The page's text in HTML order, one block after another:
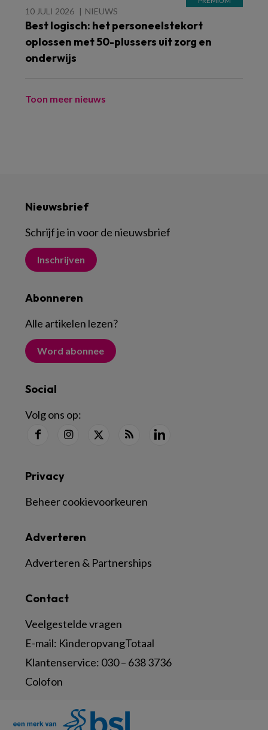
10 JULI 2026 NIEUWS
Best logisch: het personeelstekort
oplossen met 50-plussers uit zorg en
onderwijs
Toon meer nieuws
Nieuwsbrief
Schrijf je in voor de nieuwsbrief
Inschrijven
Abonneren
Alle artikelen lezen?
Word abonnee
Social
Volg ons op:
Contact
Veelgestelde vragen
E-mail: KinderopvangTotaal
Klantenservice: 030 – 638 3736
Colofon
Adverteren
Adverteren & Partnerships
Privacy
Beheer cookievoorkeuren